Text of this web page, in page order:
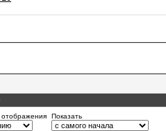
отображения Показать